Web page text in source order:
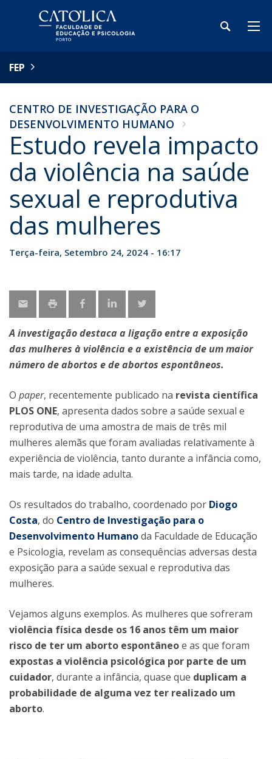
FEP
CENTRO DE INVESTIGAÇÃO PARA O
DESENVOLVIMENTO HUMANO
Estudo revela impacto
da violência na saúde
sexual e reprodutiva
das mulheres
Terça-feira, Setembro 24, 2024 - 16:17
A investigação destaca a ligação entre a exposição
das mulheres à violência e a existência de um maior
número de abortos e de abortos espontâneos.
O paper, recentemente publicado na revista científica
PLOS ONE, apresenta dados sobre a saúde sexual e
reprodutiva de uma amostra de mais de três mil
mulheres alemãs que foram avaliadas relativamente à
experiência de violência, tanto durante a infância como,
mais tarde, na idade adulta.
Os resultados do trabalho, coordenado por Diogo
Costa, do Centro de Investigação para o
Desenvolvimento Humanoda Faculdade de Educação
e Psicologia, revelam as consequências adversas desta
exposição para a saúde sexual e reprodutiva das
mulheres.
Vejamos alguns exemplos. As mulheres que sofreram
violência física desde os 16 anos têm um maior
risco de ter um aborto espontâneoe as que foram
expostas a violência psicológica por parte de um
cuidador, durante a infância, quase que duplicam a
probabilidade de alguma vez ter realizado um
aborto.